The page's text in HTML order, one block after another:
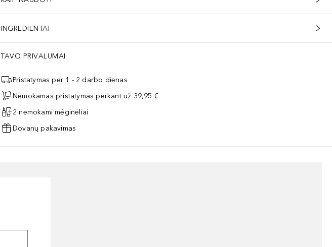
INGREDIENTAI
TAVO PRIVALUMAI
Pristatymas per 1 - 2 darbo dienas
Nemokamas pristatymas perkant už 39,95 €
2 nemokami mėginėliai
Dovanų pakavimas